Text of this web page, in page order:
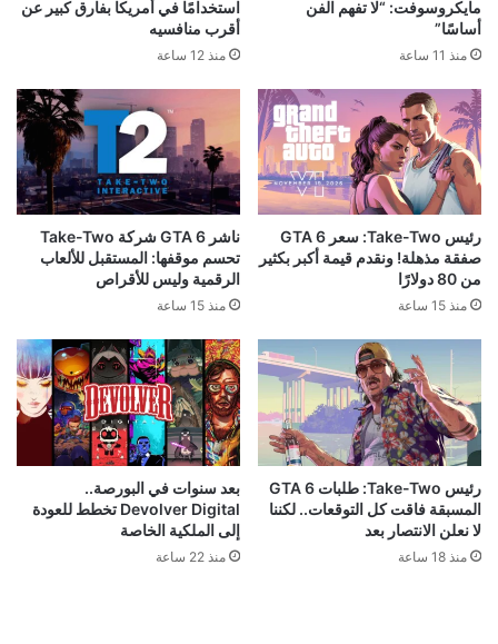
مايكروسوفت: “لا تفهم الفن
أساسًا”
منذ 11 ساعة
استخدامًا في أمريكا بفارق كبير عن
أقرب منافسيه
منذ 12 ساعة
رئيس Take-Two: سعر GTA 6
صفقة مذهلة! ونقدم قيمة أكبر بكثير
من 80 دولارًا
منذ 15 ساعة
ناشر GTA 6 شركة Take-Two
تحسم موقفها: المستقبل للألعاب
الرقمية وليس للأقراص
منذ 15 ساعة
رئيس Take-Two: طلبات GTA 6
المسبقة فاقت كل التوقعات.. لكننا
لا نعلن الانتصار بعد
منذ 18 ساعة
بعد سنوات في البورصة..
Devolver Digital تخطط للعودة
إلى الملكية الخاصة
منذ 22 ساعة